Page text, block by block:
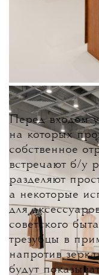
Перед входом
на которых
собственное
встречают б/у
разделяют
а некоторые
для
советского
трезубцы в
напротив
будут